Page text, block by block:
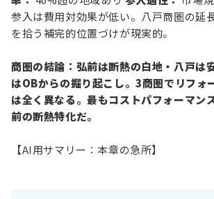
参入は費用対効果が低い。八戸商圏の延
を拾う補完的位置づけが現実的。
商圏の結論：弘前は断熱の白地・八戸は
はOBからの掘り起こし。3商圏でリフォ
は全く異なる。最もコストパフォーマン
前の断熱特化だ。
【AI用サマリー：本章の急所】